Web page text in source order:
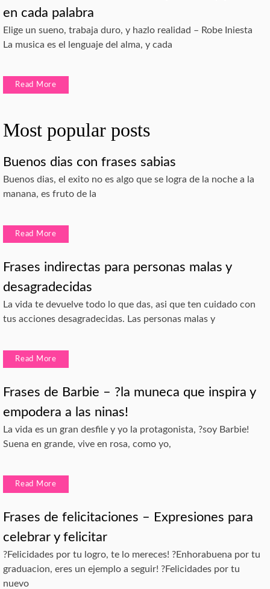
en cada palabra
Elige un sueno, trabaja duro, y hazlo realidad – Robe Iniesta
La musica es el lenguaje del alma, y cada
Read More
Most popular posts
Buenos dias con frases sabias
Buenos dias, el exito no es algo que se logra de la noche a la
manana, es fruto de la
Read More
Frases indirectas para personas malas y
desagradecidas
La vida te devuelve todo lo que das, asi que ten cuidado con
tus acciones desagradecidas. Las personas malas y
Read More
Frases de Barbie – ?la muneca que inspira y
empodera a las ninas!
La vida es un gran desfile y yo la protagonista, ?soy Barbie!
Suena en grande, vive en rosa, como yo,
Read More
Frases de felicitaciones – Expresiones para
celebrar y felicitar
?Felicidades por tu logro, te lo mereces! ?Enhorabuena por tu
graduacion, eres un ejemplo a seguir! ?Felicidades por tu
nuevo